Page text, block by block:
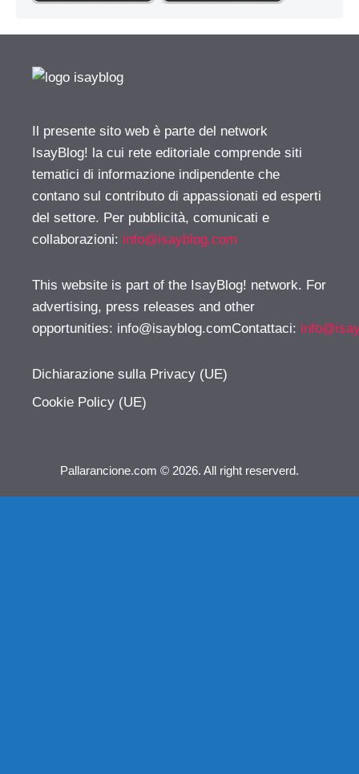
Il presente sito web è parte del network
IsayBlog! la cui rete editoriale comprende siti
tematici di informazione indipendente che
contano sul contributo di appassionati ed esperti
del settore. Per pubblicità, comunicati e
collaborazioni: info@isayblog.com
This website is part of the IsayBlog! network. For
advertising, press releases and other
opportunities: info@isayblog.comContattaci:
Dichiarazione sulla Privacy (UE)
Cookie Policy (UE)
Pallarancione.com © 2026. All right reserverd.